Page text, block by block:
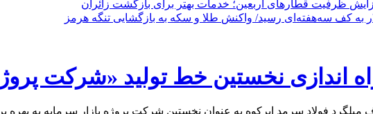
ظرفیت قطارهای اربعین؛ خدمات بهتر برای بازگشت زائران
به کف سه‌هفته‌ای رسید/ واکنش طلا و سکه به بازگشایی تنگه هرمز
اندازی نخستین خط تولید «شرکت